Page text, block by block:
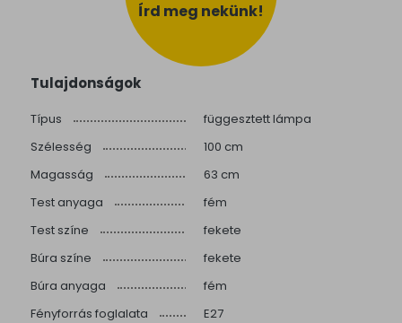
Írd meg nekünk!
Tulajdonságok
Típus
függesztett lámpa
Szélesség
100 cm
Magasság
63 cm
Test anyaga
fém
Test színe
fekete
Búra színe
fekete
Búra anyaga
fém
Fényforrás foglalata
E27